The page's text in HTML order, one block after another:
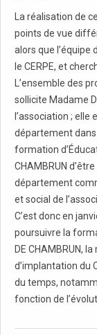
La réalisation de
points de vue
alors que l’équipe
le CERPE, et
L’ensemble des
sollicite Madame
l’association ;
département dans
formation
CHAMBRUN
département
et social de
C’est donc en
poursuivre la
DE CHAMBRUN,
d’implantation du
du temps,
fonction de